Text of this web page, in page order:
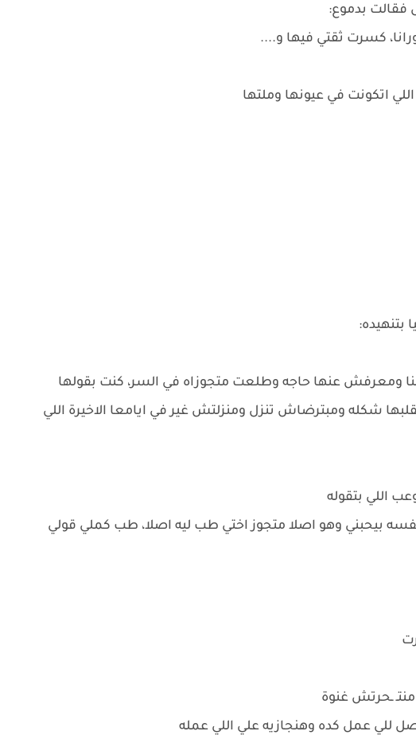
فقالت بدموع:
كسرت ثقتي فيها و....
اتكونت في عيونها وملتها
بتنهيده:
ومعرفش عنها حاجه وطلعت متجوزاه في السر، كنت بقولها
شكله ومبترضاش تنزل ومنزلتش غير في ايامعا الاخيرة اللي
اللي بتقوله
بيحبني وهو اصلا متجوز اختي طب ليه اصلا، طب كملي قولي
منتـ ـحرتش غنوة
للي عمل كده وهنجازيه علي اللي عمله